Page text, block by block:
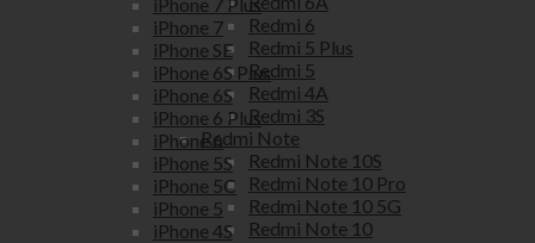
Redmi 6
Redmi 5 Plus
Redmi 5
Redmi 4A
Redmi 3S
Redmi Note
Redmi Note 10S
Redmi Note 10 Pro
Redmi Note 10 5G
Redmi Note 10
iPhone 7
iPhone SE
iPhone 6S Plus
iPhone 6S
iPhone 6 Plus
iPhone 6
iPhone 5S
iPhone 5C
iPhone 5
iPhone 4S